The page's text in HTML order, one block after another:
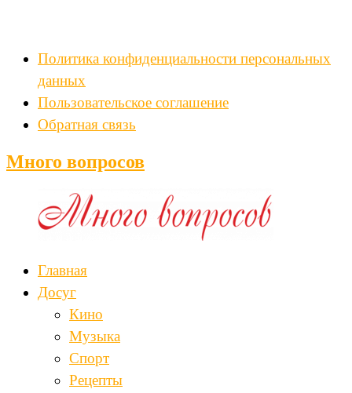
Политика конфиденциальности персональных
данных
Пользовательское соглашение
Обратная связь
Много вопросов
Главная
Досуг
Кино
Музыка
Спорт
Рецепты